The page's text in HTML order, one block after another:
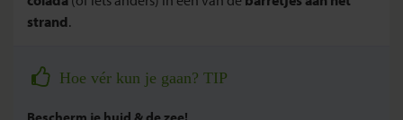
strand.
Hoe vér kun je gaan? TIP
Bescherm je huid & de zee!